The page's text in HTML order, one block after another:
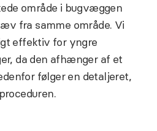
område i bugvæggen
fra samme område. Vi
effektiv for yngre
da den afhænger af et
følger en detaljeret,